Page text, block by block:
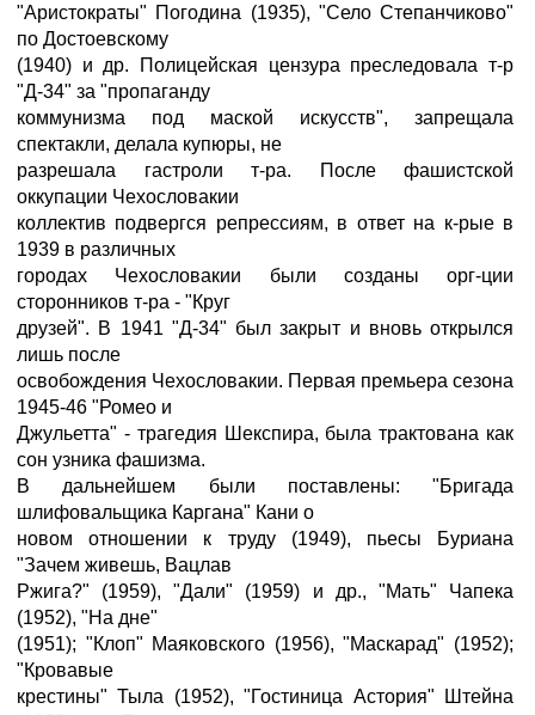
"Аристократы" Погодина (1935), "Село Степанчиково"
по Достоевскому
(1940) и др. Полицейская цензура преследовала т-р
"Д-34" за "пропаганду
коммунизма под маской искусств", запрещала
спектакли, делала купюры, не
разрешала гастроли т-ра. После фашистской
оккупации Чехословакии
коллектив подвергся репрессиям, в ответ на к-рые в
1939 в различных
городах Чехословакии были созданы орг-ции
сторонников т-ра - "Круг
друзей". В 1941 "Д-34" был закрыт и вновь открылся
лишь после
освобождения Чехословакии. Первая премьера сезона
1945-46 "Ромео и
Джульетта" - трагедия Шекспира, была трактована как
сон узника фашизма.
В дальнейшем были поставлены: "Бригада
шлифовальщика Каргана" Кани о
новом отношении к труду (1949), пьесы Буриана
"Зачем живешь, Вацлав
Ржига?" (1959), "Дали" (1959) и др., "Мать" Чапека
(1952), "На дне"
(1951); "Клоп" Маяковского (1956), "Маскарад" (1952);
"Кровавые
крестины" Тыла (1952), "Гостиница Астория" Штейна